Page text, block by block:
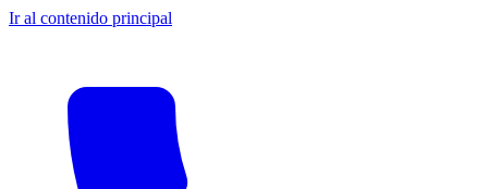
Ir al contenido principal